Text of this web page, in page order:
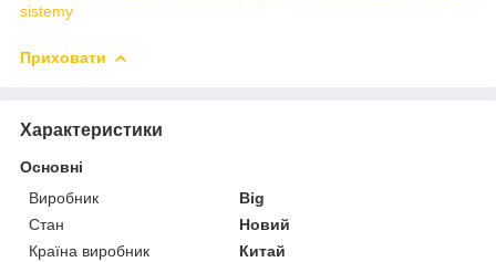
sistemy
Приховати
Характеристики
Основні
Виробник
Big
Стан
Новий
Країна виробник
Китай